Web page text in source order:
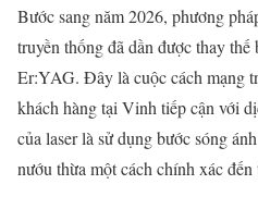
Bước sang năm 2026, phương
truyền thống đã dần được thay
Er:YAG. Đây là cuộc cách mạng
khách hàng tại Vinh tiếp cận với
của laser là sử dụng bước sóng
nướu thừa một cách chính xác